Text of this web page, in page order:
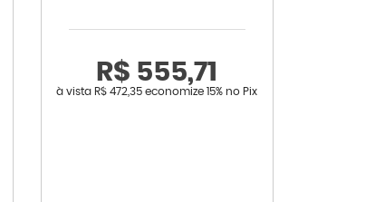
R$ 555,71
à vista R$ 472,35 economize15% no Pix